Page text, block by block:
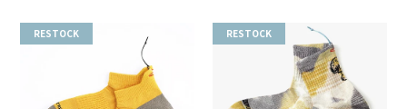
RESTOCK RESTOCK